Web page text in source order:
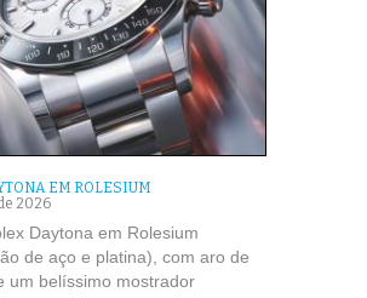
EM ROLESIUM
2026
Daytona em Rolesium
de aço e platina), com aro de
um belíssimo mostrador